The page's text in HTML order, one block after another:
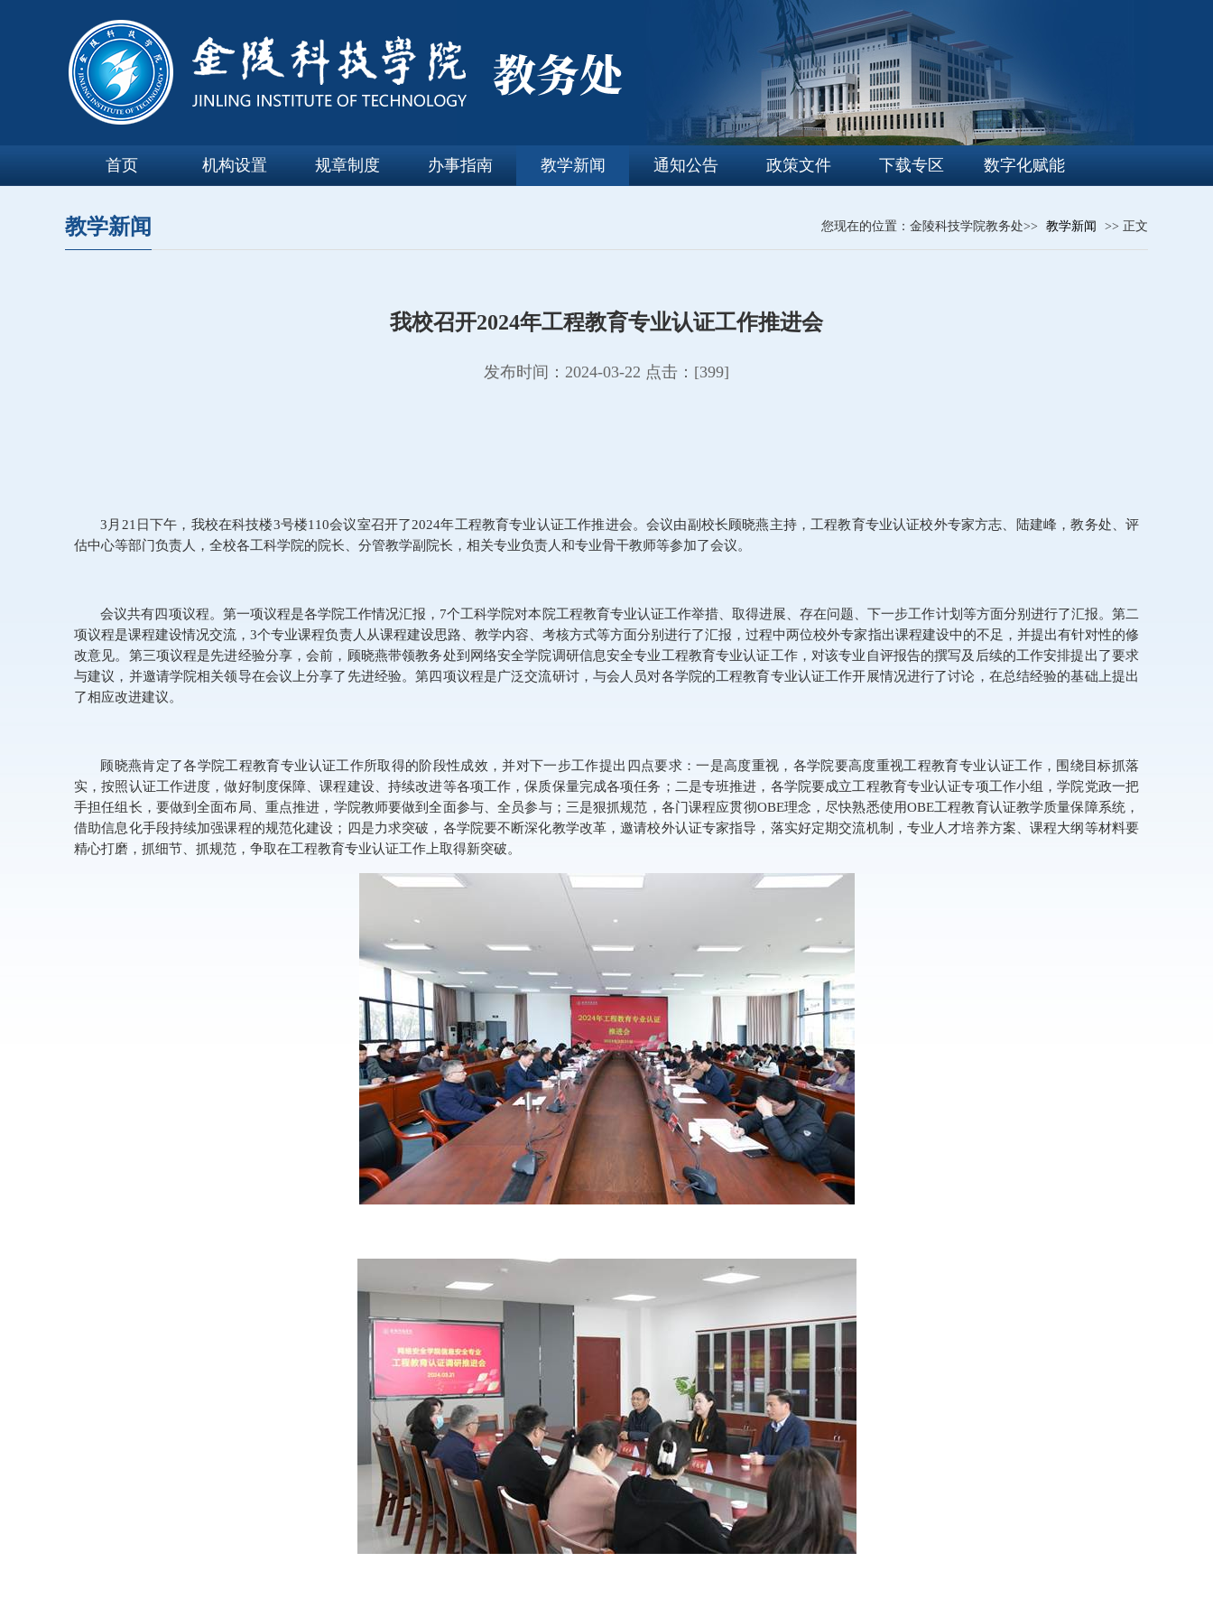
首页 机构设置 规章制度 办事指南 教学新闻 通知公告 政策文件 下载专区 数字化赋能
教学新闻 您现在的位置：金陵科技学院教务处>> 教学新闻 >> 正文
我校召开2024年工程教育专业认证工作推进会
发布时间：2024-03-22 点击：[399]
3 月 21 日下午，我校在科技楼3号楼110会议室召开了2024年工程教育专业认证工作推进会。会议由副校长顾晓燕主持，工程教育专业认证校外专家方志、陆建峰，教务处、评
估中心等部门负责人，全校各工科学院的院长、分管教学副院长，相关专业负责人和专业骨干教师等参加了会议。
会议共有四项议程。第一项议程是各学院工作情况汇报， 7个工科学院对本院工程教育专业认证工作举措、取得进展、存在问题、下一步工作计划等方面分别进行了汇报。第二
项议程是课程建设情况交流，3个专业课程负责人从课程建设思路、教学内容、考核方式等方面分别进行了汇报，过程中两位校外专家指出课程建设中的不足，并提出有针对性的修
改意见。第三项议程是先进经验分享，会前，顾晓燕带领教务处到网络安全学院调研信息安全专业工程教育专业认证工作，对该专业自评报告的撰写及后续的工作安排提出了要求
与建议，并邀请学院相关领导在会议上分享了先进经验。第四项议程是广泛交流研讨，与会人员对各学院的工程教育专业认证工作开展情况进行了讨论，在总结经验的基础上提出
了相应改进建议。
顾晓燕肯定了各学院工程教育专业认证工作所取得的阶段性成效，并对下一步工作提出四点要求：一是高度重视，各学院要高度重视工程教育专业认证工作，围绕目标抓落
实，按照认证工作进度，做好制度保障、课程建设、持续改进等各项工作，保质保量完成各项任务；二是专班推进，各学院要成立工程教育专业认证专项工作小组，学院党政一把
手担任组长，要做到全面布局、重点推进，学院教师要做到全面参与、全员参与；三是狠抓规范，各门课程应贯彻OBE理念，尽快熟悉使用OBE工程教育认证教学质量保障系统，
借助信息化手段持续加强课程的规范化建设；四是力求突破，各学院要不断深化教学改革，邀请校外认证专家指导，落实好定期交流机制，专业人才培养方案、课程大纲等材料要
精心打磨，抓细节、抓规范，争取在工程教育专业认证工作上取得新突破。